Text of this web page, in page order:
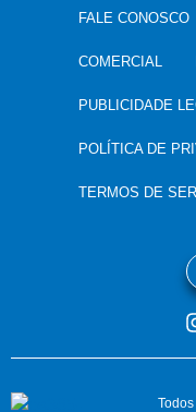
FALE CONOSCO
COMERCIAL
PUBLICIDADE
POLÍTICA DE
TERMOS DE